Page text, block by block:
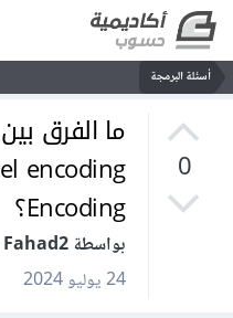
أسئلة البرمجة
0
Encoding؟
بواسطة Hanan Fahad2
24 يوليو 2024